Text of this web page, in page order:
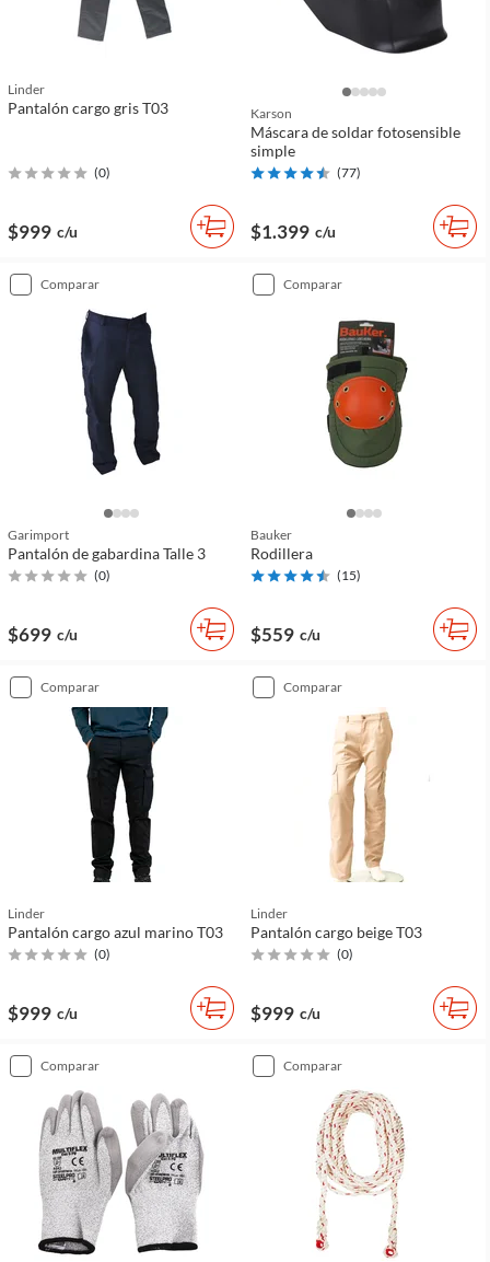
Linder
Pantalón cargo gris T03
(0)
$999 c/u
Karson
Máscara de soldar fotosensible
simple
(77)
$1.399 c/u
comparar
Garimport
Pantalón de gabardina Talle 3
(0)
$699 c/u
comparar
Bauker
Rodillera
(15)
$559 c/u
comparar
Linder
Pantalón cargo azul marino T03
(0)
$999 c/u
comparar
Linder
Pantalón cargo beige T03
(0)
$999 c/u
comparar comparar